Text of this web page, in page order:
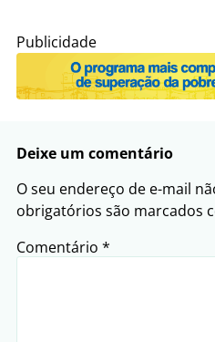
Publicidade
Deixe um comentário
O seu endereço de e-mail
obrigatórios são marcados
Comentário *